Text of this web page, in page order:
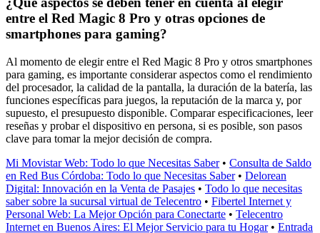
entre el Red Magic 8 Pro y otras opciones de
smartphones para gaming?
Al momento de elegir entre el Red Magic 8 Pro y otros smartphones
para gaming, es importante considerar aspectos como el rendimiento
del procesador, la calidad de la pantalla, la duración de la batería, las
funciones específicas para juegos, la reputación de la marca y, por
supuesto, el presupuesto disponible. Comparar especificaciones, leer
reseñas y probar el dispositivo en persona, si es posible, son pasos
clave para tomar la mejor decisión de compra.
Mi Movistar Web: Todo lo que Necesitas Saber• Consulta de Saldo
en Red Bus Córdoba: Todo lo que Necesitas Saber• Delorean
Digital: Innovación en la Venta de Pasajes • Todo lo que necesitas
saber sobre la sucursal virtual de Telecentro • Fibertel Internet y
Personal Web: La Mejor Opción para Conectarte • Telecentro
Internet en Buenos Aires: El Mejor Servicio para tu Hogar• Entrada